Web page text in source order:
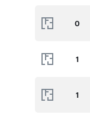
0
1
1